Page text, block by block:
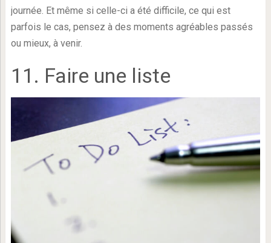
journée. Et même si celle-ci a été difficile, ce qui est
parfois le cas, pensez à des moments agréables passés
ou mieux, à venir.
11. Faire une liste